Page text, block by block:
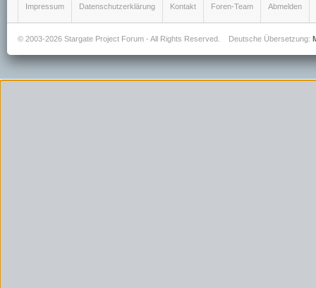
Impressum Datenschutzerklärung Kontakt Foren-Team Abmelden
© 2003-2026 Stargate Project Forum - All Rights Reserved. Deutsche Übersetzung: